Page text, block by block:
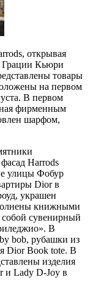
открывая
Грации Кьюри
товары
на первом
В первом
фирменным
шарфом,
Harrods
улицы Фобур
Dior в
украшен
книжными
сувенирный
В
bob, рубашки из
Dior Book tote. В
изделия
и Lady D-Joy в